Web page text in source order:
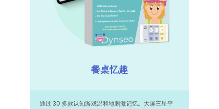
餐桌忆趣
通过 30 多款认知游戏温和地刺激记忆。大屏三星平